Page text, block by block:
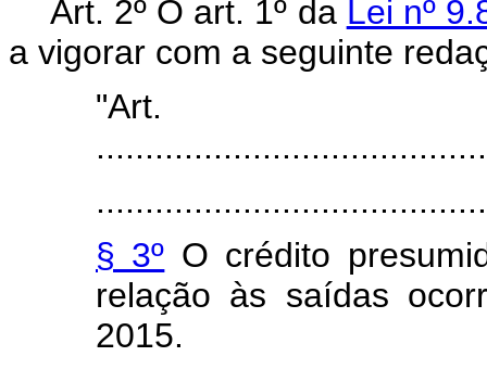
Art. 2º O art. 1º da Lei nº
a vigorar com a seguinte
§ 3º O crédito
relação às saídas
2015.